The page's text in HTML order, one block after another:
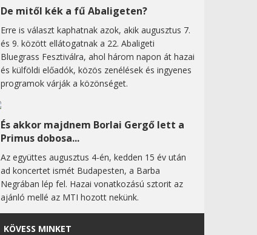
De mitől kék a fű Abaligeten?
Erre is választ kaphatnak azok, akik augusztus 7.
és 9. között ellátogatnak a 22. Abaligeti
Bluegrass Fesztiválra, ahol három napon át hazai
és külföldi előadók, közös zenélések és ingyenes
programok várják a közönséget.
És akkor majdnem Borlai Gergő lett a
Primus dobosa...
Az együttes augusztus 4-én, kedden 15 év után
ad koncertet ismét Budapesten, a Barba
Negrában lép fel. Hazai vonatkozású sztorit az
ajánló mellé az MTI hozott nekünk.
KÖVESS MINKET